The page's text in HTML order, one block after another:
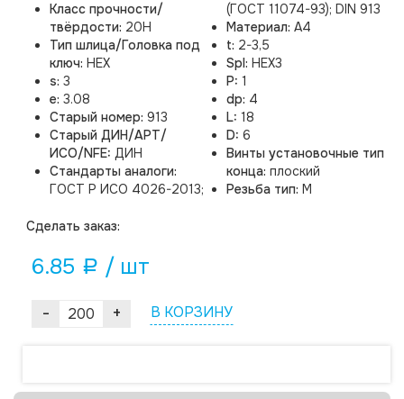
Класс прочности/
твёрдости: 20H
Тип шлица/Головка под
ключ: HEX
s: 3
e: 3.08
Старый номер: 913
Старый ДИН/АРТ/
ИСО/NFE: ДИН
Стандарты аналоги:
ГОСТ Р ИСО 4026-2013;
(ГОСТ 11074-93); DIN 913
Материал: A4
t: 2-3,5
Spl: HEX3
P: 1
dp: 4
L: 18
D: 6
Винты установочные тип
конца: плоский
Резьба тип: M
Cделать заказ:
6.85 a / шт
- + В КОРЗИНУ